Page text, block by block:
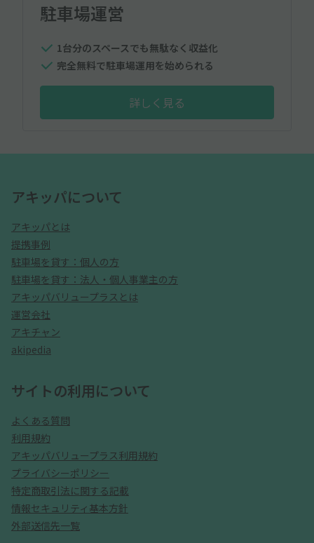
駐車場運営
1台分のスペースでも無駄なく収益化
完全無料で駐車場運用を始められる
詳しく見る
アキッパについて
アキッパとは
提携事例
駐車場を貸す：個人の方
駐車場を貸す：法人・個人事業主の方
アキッパバリュープラスとは
運営会社
アキチャン
akipedia
サイトの利用について
よくある質問
利用規約
アキッパバリュープラス利用規約
プライバシーポリシー
特定商取引法に関する記載
情報セキュリティ基本方針
外部送信先一覧